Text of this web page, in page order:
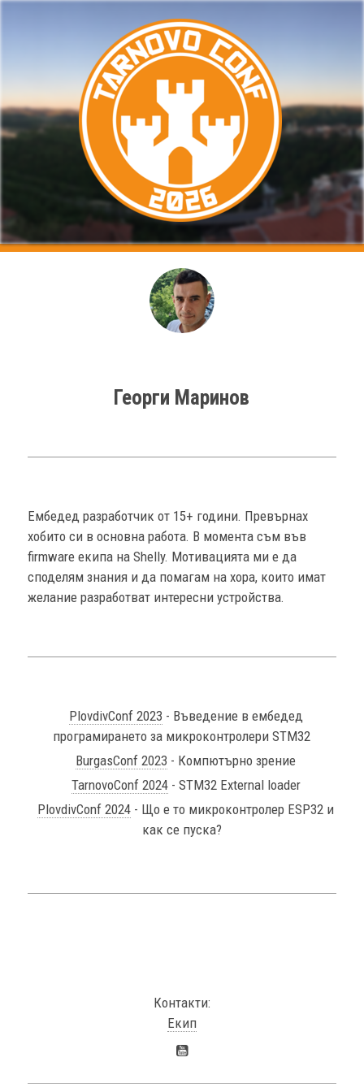
Георги Маринов
Ембедед разработчик от 15+ години. Превърнах
хобито си в основна работа. В момента съм във
firmware екипа на Shelly. Мотивацията ми е да
споделям знания и да помагам на хора, които имат
желание разработват интересни устройства.
PlovdivConf 2023 - Въведение в ембедед
програмирането за микроконтролери STM32
BurgasConf 2023 - Компютърно зрение
TarnovoConf 2024- STM32 External loader
PlovdivConf 2024 - Що е то микроконтролер ESP32 и
как се пуска?
Контакти:
Екип